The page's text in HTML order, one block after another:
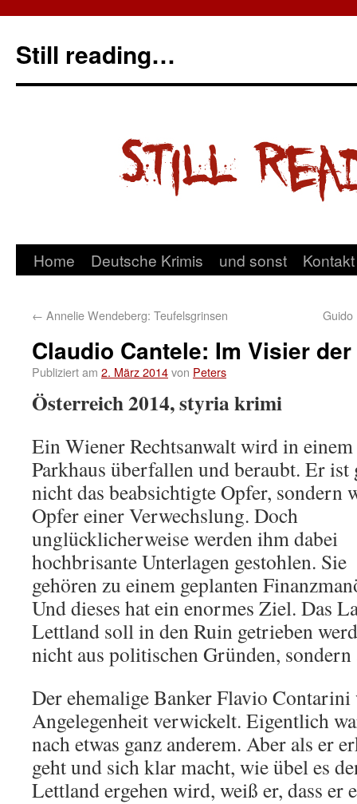
Still reading…
Home Deutsche Krimis und sonst Kontakt
← Annelie Wendeberg: Teufelsgrinsen
Claudio Cantele: Im Visier
Publiziert am 2. März 2014von Peters
Österreich 2014, styria krimi
Ein Wiener Rechtsanwalt wird in einem
Parkhaus überfallen und beraubt. Er ist
nicht das beabsichtigte Opfer, sondern
Opfer einer Verwechslung. Doch
unglücklicherweise werden ihm dabei
hochbrisante Unterlagen gestohlen. Sie
gehören zu einem geplanten
Und dieses hat ein enormes Ziel. Das
Lettland soll in den Ruin getrieben
nicht aus politischen Gründen,
Der ehemalige Banker Flavio
Angelegenheit verwickelt. Eigentlich
nach etwas ganz anderem. Aber als er
geht und sich klar macht, wie übel es
Lettland ergehen wird, weiß er, dass er